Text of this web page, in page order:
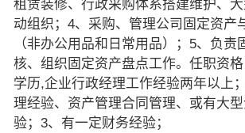
租赁装修、行政采购体系搭建维护、
动组织；4、采购、管理公司固定资产
（非办公用品和日常用品）；5、负责
核、组织固定资产盘点工作。任职资
学历,企业行政经理工作经验两年以上
理经验、资产管理合同管理、或有大
验；3、有一定财务经验；